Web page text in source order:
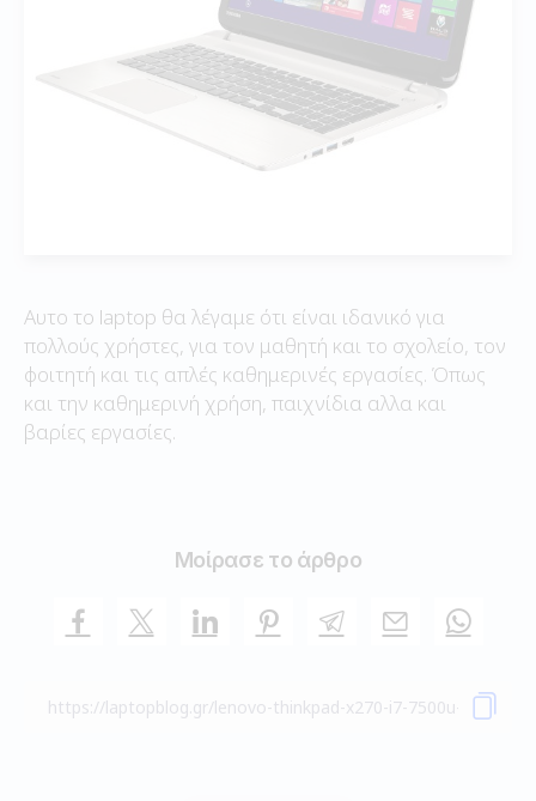
Αυτο το laptop θα λέγαμε ότι είναι ιδανικό για
πολλούς χρήστες, για τον μαθητή και το σχολείο, τον
φοιτητή και τις απλές καθημερινές εργασίες. Όπως
και την καθημερινή χρήση, παιχνίδια αλλα και
βαρίες εργασίες.
Μοίρασε το άρθρο